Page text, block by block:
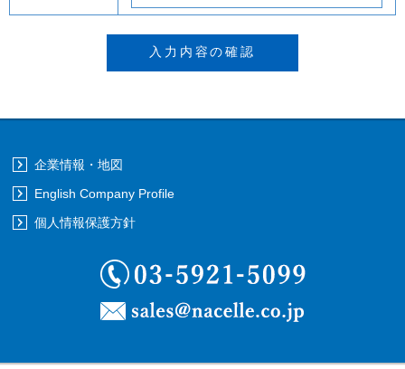
企業情報・地図
English Company Profile
個人情報保護方針